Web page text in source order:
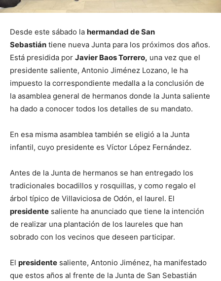
Desde este sábado la hermandad de San
Sebastián tiene nueva Junta para los próximos dos años.
Está presidida por Javier Baos Torrero, una vez que el
presidente saliente, Antonio Jiménez Lozano, le ha
impuesto la correspondiente medalla a la conclusión de
la asamblea general de hermanos donde la Junta saliente
ha dado a conocer todos los detalles de su mandato.
En esa misma asamblea también se eligió a la Junta
infantil, cuyo presidente es Víctor López Fernández.
Antes de la Junta de hermanos se han entregado los
tradicionales bocadillos y rosquillas, y como regalo el
árbol típico de Villaviciosa de Odón, el laurel. El
presidente saliente ha anunciado que tiene la intención
de realizar una plantación de los laureles que han
sobrado con los vecinos que deseen participar.
El presidente saliente, Antonio Jiménez, ha manifestado
que estos años al frente de la Junta de San Sebastián